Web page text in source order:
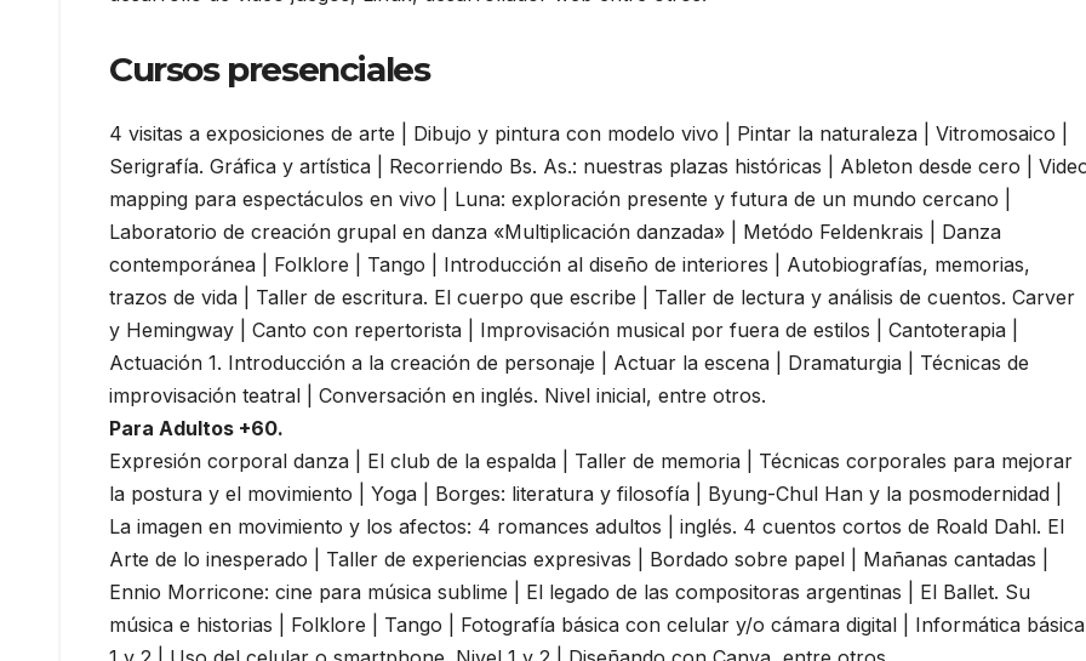
Cursos presenciales
4 visitas a exposiciones de arte | Dibujo y pintura con modelo vivo | Pintar la naturaleza | Vitromosaico |
Serigrafía. Gráfica y artística | Recorriendo Bs. As.: nuestras plazas históricas | Ableton desde cero |
mapping para espectáculos en vivo | Luna: exploración presente y futura de un mundo cercano |
Laboratorio de creación grupal en danza «Multiplicación danzada» | Metódo Feldenkrais | Danza
contemporánea | Folklore | Tango | Introducción al diseño de interiores | Autobiografías, memorias,
trazos de vida | Taller de escritura. El cuerpo que escribe | Taller de lectura y análisis de cuentos. Carver
y Hemingway | Canto con repertorista | Improvisación musical por fuera de estilos | Cantoterapia |
Actuación 1. Introducción a la creación de personaje | Actuar la escena | Dramaturgia | Técnicas de
improvisación teatral | Conversación en inglés. Nivel inicial, entre otros.
Para Adultos +60.
Expresión corporal danza | El club de la espalda | Taller de memoria | Técnicas corporales para mejorar
la postura y el movimiento | Yoga | Borges: literatura y filosofía | Byung-Chul Han y la posmodernidad |
La imagen en movimiento y los afectos: 4 romances adultos | inglés. 4 cuentos cortos de Roald Dahl. El
Arte de lo inesperado | Taller de experiencias expresivas | Bordado sobre papel | Mañanas cantadas |
Ennio Morricone: cine para música sublime | El legado de las compositoras argentinas | El Ballet. Su
música e historias | Folklore | Tango | Fotografía básica con celular y/o cámara digital | Informática básica